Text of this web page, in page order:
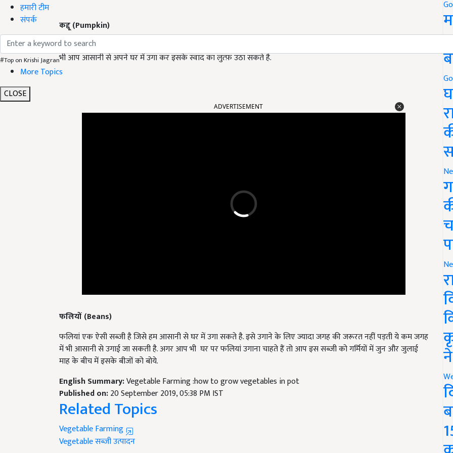
हमारी टीम
संपर्क
#Top on Krishi Jagran
More Topics
CLOSE
कद्दू(Pumpkin)
कद्दू एक ऐसी सब्जी जो हमारी सेहत के लिए काफी फायदेमंद होती है. यह ज्यादातर गर्मियों के मौसम में उगाई जाती है. इस सब्जी को
भी आप आसानी से अपने घर में उगा कर इसके स्वाद का लुत्फ़ उठा सकते है.
फलियां एक ऐसी सब्जी है जिसे हम आसानी से घर में उगा सकते है. इसे उगाने के लिए ज्यादा जगह की जरूरत नहीं पड़ती ये कम जगह
में भी आसानी से उगाई जा सकती है. अगर आप भी घर पर फलियां उगाना चाहते हैं तो आप इस सब्जी को गर्मियों में जुन और जुलाई
माह के बीच में इसके बीजों को बोये.
Published on:20 September 2019, 05:38 PM IST
Related Topics
Vegetable Farming
Vegetableसब्जी उत्पादन